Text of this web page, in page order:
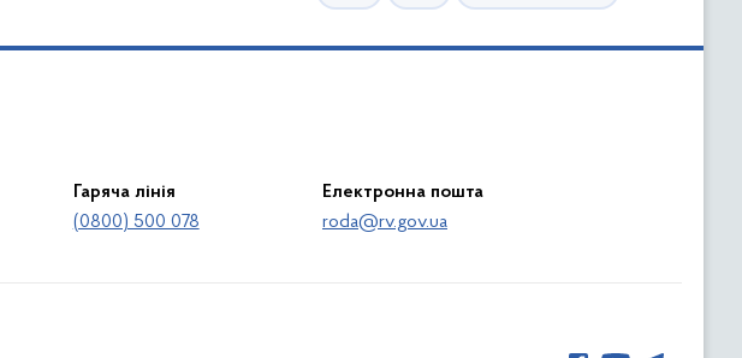
Гаряча лінія
(0800) 500 078
Електронна пошта
roda@rv.gov.ua